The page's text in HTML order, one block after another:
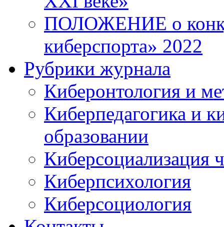
ПОЛОЖЕНИЕ о
киберспорта» 2022
Рубрики журнала
Киберонтология и
Киберпедагогика и
образовании
Киберсоциализация
Киберпсихология
Киберсоциология